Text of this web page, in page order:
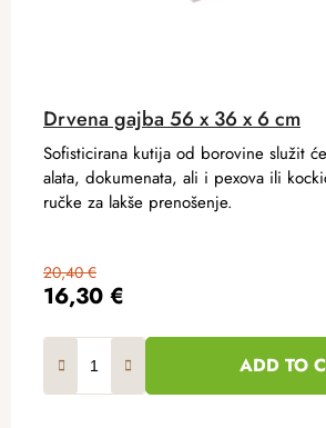
Drvena gajba 56 x 36 x 6 cm
16,30 €
20,40 €
ADD TO
Sofisticirana kutija od borovine služit
alata, dokumenata, ali i pexova ili
ručke za lakše prenošenje.